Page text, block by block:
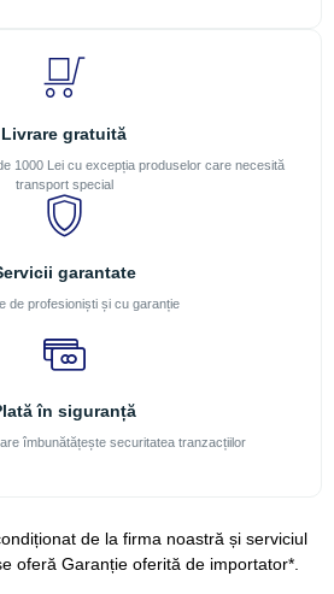
Livrare gratuită
1000 Lei cu excepția produselor care necesită
transport special
garantate
de profesioniști și cu garanție
în siguranță
îmbunătățește securitatea tranzacțiilor
de la firma noastră și serviciul
oferă Garanție oferită de importator*.